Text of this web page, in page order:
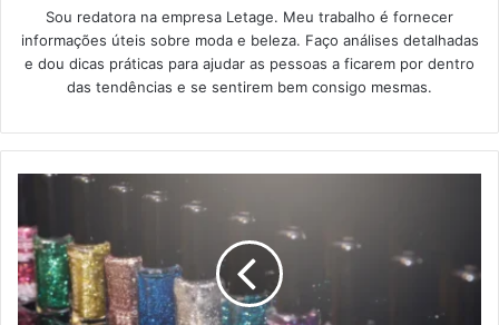
Sou redatora na empresa Letage. Meu trabalho é fornecer
informações úteis sobre moda e beleza. Faço análises detalhadas
e dou dicas práticas para ajudar as pessoas a ficarem por dentro
das tendências e se sentirem bem consigo mesmas.